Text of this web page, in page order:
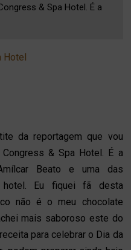
& Spa Hotel. É a
Hotel
da reportagem que vou
& Spa Hotel. É a
Beato e uma das
Eu fiquei fã desta
não é o meu chocolate
mais saboroso este do
para celebrar o Dia da